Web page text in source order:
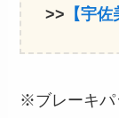
>> 【宇
※ブレーキパ